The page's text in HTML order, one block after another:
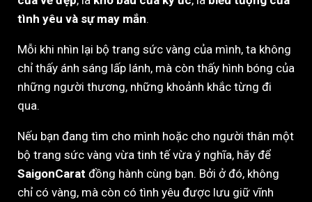
tình yêu và sự may mắn.
Mỗi khi nhìn lại bộ trang sức vàng của mình, ta không
chỉ thấy ánh sáng lấp lánh, mà còn thấy hình bóng của
những người thương, những khoảnh khắc từng đi
qua.
Nếu bạn đang tìm cho mình hoặc cho người thân một
bộ trang sức vàng vừa tinh tế vừa ý nghĩa, hãy để
SaigonCarat đồng hành cùng bạn. Bởi ở đó, không
chỉ có vàng, mà còn có tình yêu được lưu giữ vĩnh